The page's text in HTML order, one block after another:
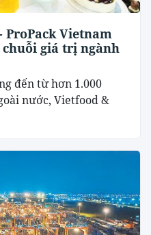
ProPack Vietnam
giá trị ngành
đến từ hơn 1.000
nước, Vietfood &